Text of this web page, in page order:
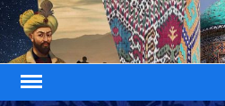
Skip
to
content